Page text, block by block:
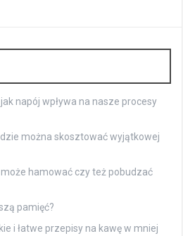
napój wpływa na nasze procesy
można skosztować wyjątkowej
hamować czy też pobudzać
pamięć?
i łatwe przepisy na kawę w mniej